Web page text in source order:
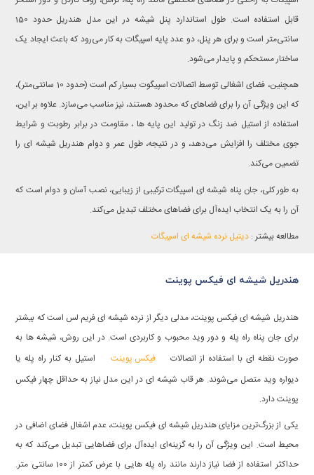
قابل استفاده است. طول استاندارد پنل شیشه در این مدل هندریل حدود 150
سانتی‌متر است و برای هر پنل، دو عدد پایه اسپیگات به کار می‌رود که باعث ایجاد یک
ساختار مستحکم و پایدار می‌شود.
همچنین، فضای اشغالی توسط اتصالات اسپیگوت بسیار کم است (حدود 10 سانتی‌متر)،
که این ویژگی آن را برای فضاهای که محدود هستند، نیز مناسب می‌سازد. علاوه بر این،
استفاده از استیل ضد زنگ در تولید این پایه ها ، مقاومت در برابر رطوبت و شرایط
جوی مختلف را افزایش می‌دهد، و در نتیجه، طول عمر و دوام هندریل شیشه ای را
تضمین می‌کند.
به طور کلی، جان پناه شیشه ای اسپیگات ترکیبی از زیبایی، نصب آسان و دوام است که
آن را به یک انتخاب ایده‌آل برای فضاهای مختلف تبدیل می‌کند.
مطالعه بیشتر :دیتیل نرده شیشه ای اسپیگات
هندریل شیشه ای فیکس پوینت
هندریل شیشه ای فیکس پوینت، مدلی دیگر از نرده شیشه ای فریم لس است که بیشتر
برای جان پناه راه پله و دور وید محبوب و کاربردی است. در این روش، شیشه ها به
صورت نقطه ای با استفاده از اتصالات
فیکس پوینت
استیل به کنار راه پله یا
دیواره وید متصل می‌شوند. هر قاب شیشه ای در این مدل نیاز به حداقل چهار فیکس
پوینت دارد.
یکی از بزرگ‌ترین مزایای هندریل شیشه ای فیکس پوینت، عدم اشغال فضای اضافی در
محیط است. این ویژگی آن را به گزینه‌ای ایده‌آل برای فضاهایی تبدیل می‌کند که به
حداکثر استفاده از فضا نیاز دارند مانند راه پله هایی با عرض کمتر از 100 سانتی متر.